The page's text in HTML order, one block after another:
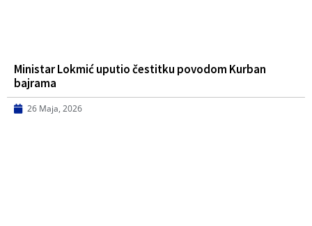
Ministar Lokmić uputio čestitku povodom Kurban
bajrama
26 Maja, 2026